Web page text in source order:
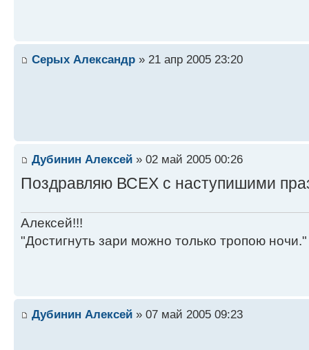
Серых Александр » 21 апр 2005 23:20
Дубинин Алексей » 02 май 2005 00:26
Поздравляю ВСЕХ с наступишими
Алексей!!!
"Достигнуть зари можно только тропою ночи."
Дубинин Алексей » 07 май 2005 09:23